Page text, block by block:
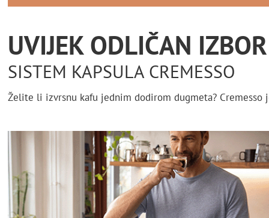
UVIJEK ODLIČAN IZBOR
SISTEM KAPSULA CREMESSO
Želite li izvrsnu kafu jednim dodirom dugmeta? Cremesso